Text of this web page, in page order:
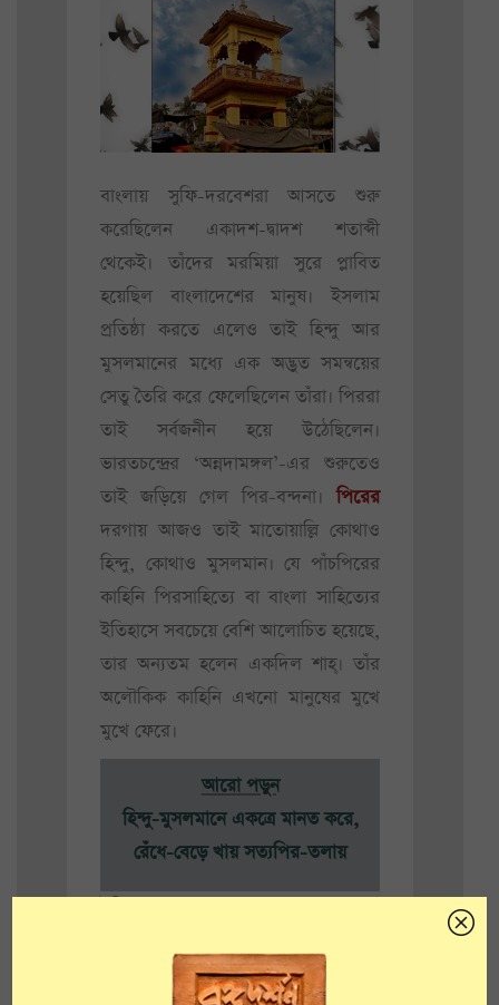
বাংলায় সুফি-দরবেশরা আসতে শুরু
করেছিলেন একাদশ-দ্বাদশ শতাব্দী
থেকেই। তাঁদের মরমিয়া সুরে প্লাবিত
হয়েছিল বাংলাদেশের মানুষ। ইসলাম
প্রতিষ্ঠা করতে এলেও তাই হিন্দু আর
মুসলমানের মধ্যে এক অদ্ভুত সমন্বয়ের
সেতু তৈরি করে ফেলেছিলেন তাঁরা। পিররা
তাই সর্বজনীন হয়ে উঠেছিলেন।
ভারতচন্দ্রের ‘অন্নদামঙ্গল’-এর শুরুতেও
তাই জড়িয়ে গেল পির-বন্দনা।পিরের
দরগায় আজও তাই মাতোয়াল্লি কোথাও
হিন্দু, কোথাও মুসলমান। যে পাঁচপিরের
কাহিনি পিরসাহিত্যে বা বাংলা সাহিত্যের
ইতিহাসে সবচেয়ে বেশি আলোচিত হয়েছে,
তার অন্যতম হলেন একদিল শাহ্। তাঁর
অলৌকিক কাহিনি এখনো মানুষের মুখে
মুখে ফেরে।
আরো পড়ুন
হিন্দু-মুসলমানে একত্রে মানত করে,
রেঁধে-বেড়ে খায় সত্যপির-তলায়
এসে আস্তানা তৈরি করেছিলেন তিনি।